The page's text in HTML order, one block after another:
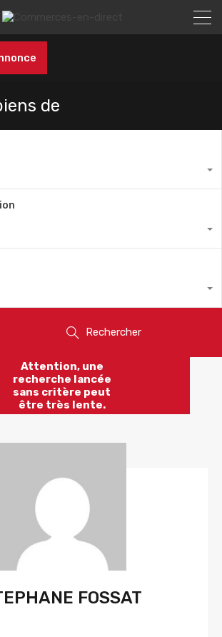
de
Rechercher
Attention, une
recherche lancée
sans critère peut
être très lente.
FOSSAT